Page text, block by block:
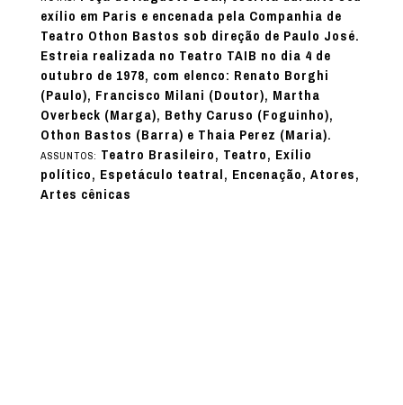
exílio em Paris e encenada pela Companhia de
Teatro Othon Bastos sob direção de Paulo José.
Estreia realizada no Teatro TAIB no dia 4 de
outubro de 1978, com elenco: Renato Borghi
(Paulo), Francisco Milani (Doutor), Martha
Overbeck (Marga), Bethy Caruso (Foguinho),
Othon Bastos (Barra) e Thaia Perez (Maria).
ASSUNTOS: Teatro Brasileiro, Teatro, Exílio
político, Espetáculo teatral, Encenação, Atores,
Artes cênicas